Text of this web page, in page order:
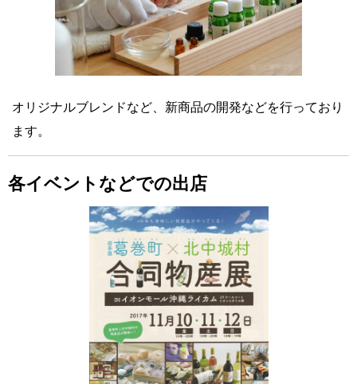
オリジナルブレンドなど、新商品の開発などを行っており
ます。
各イベントなどでの出店